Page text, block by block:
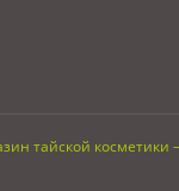
тайской косметики